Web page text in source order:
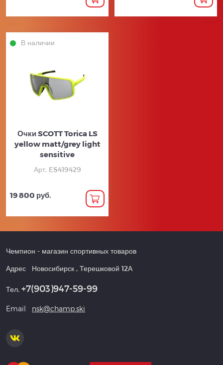
В наличии
Очки SCOTT Torica LS
yellow matt/grey light
sensitive
Арт. ES419429
19 800 руб.
Чемпион - магазин спортивных товаров
Адрес Новосибирск , Терешковой 12А
Тел. +7(903)947-59-99
Email nsk@champ.ski